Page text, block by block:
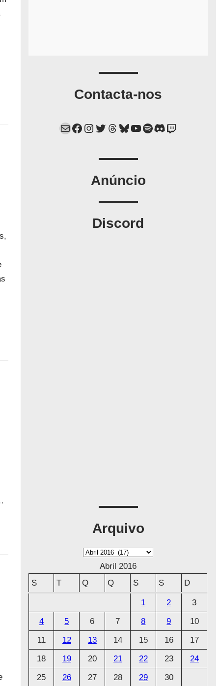
Contacta-nos
Mail Facebook Instagram Twitter Threads Bluesky YouTube Spotify Discord Twitch
Anúncio
Discord
Arquivo
A
q
Abril 2016
S
T Q Q S S D
1 2
3
4
5 6 7 8 9
10
11
12 13 14 15 16
17
18
19 20 21 22 23
24
25
26 27 28 29
30